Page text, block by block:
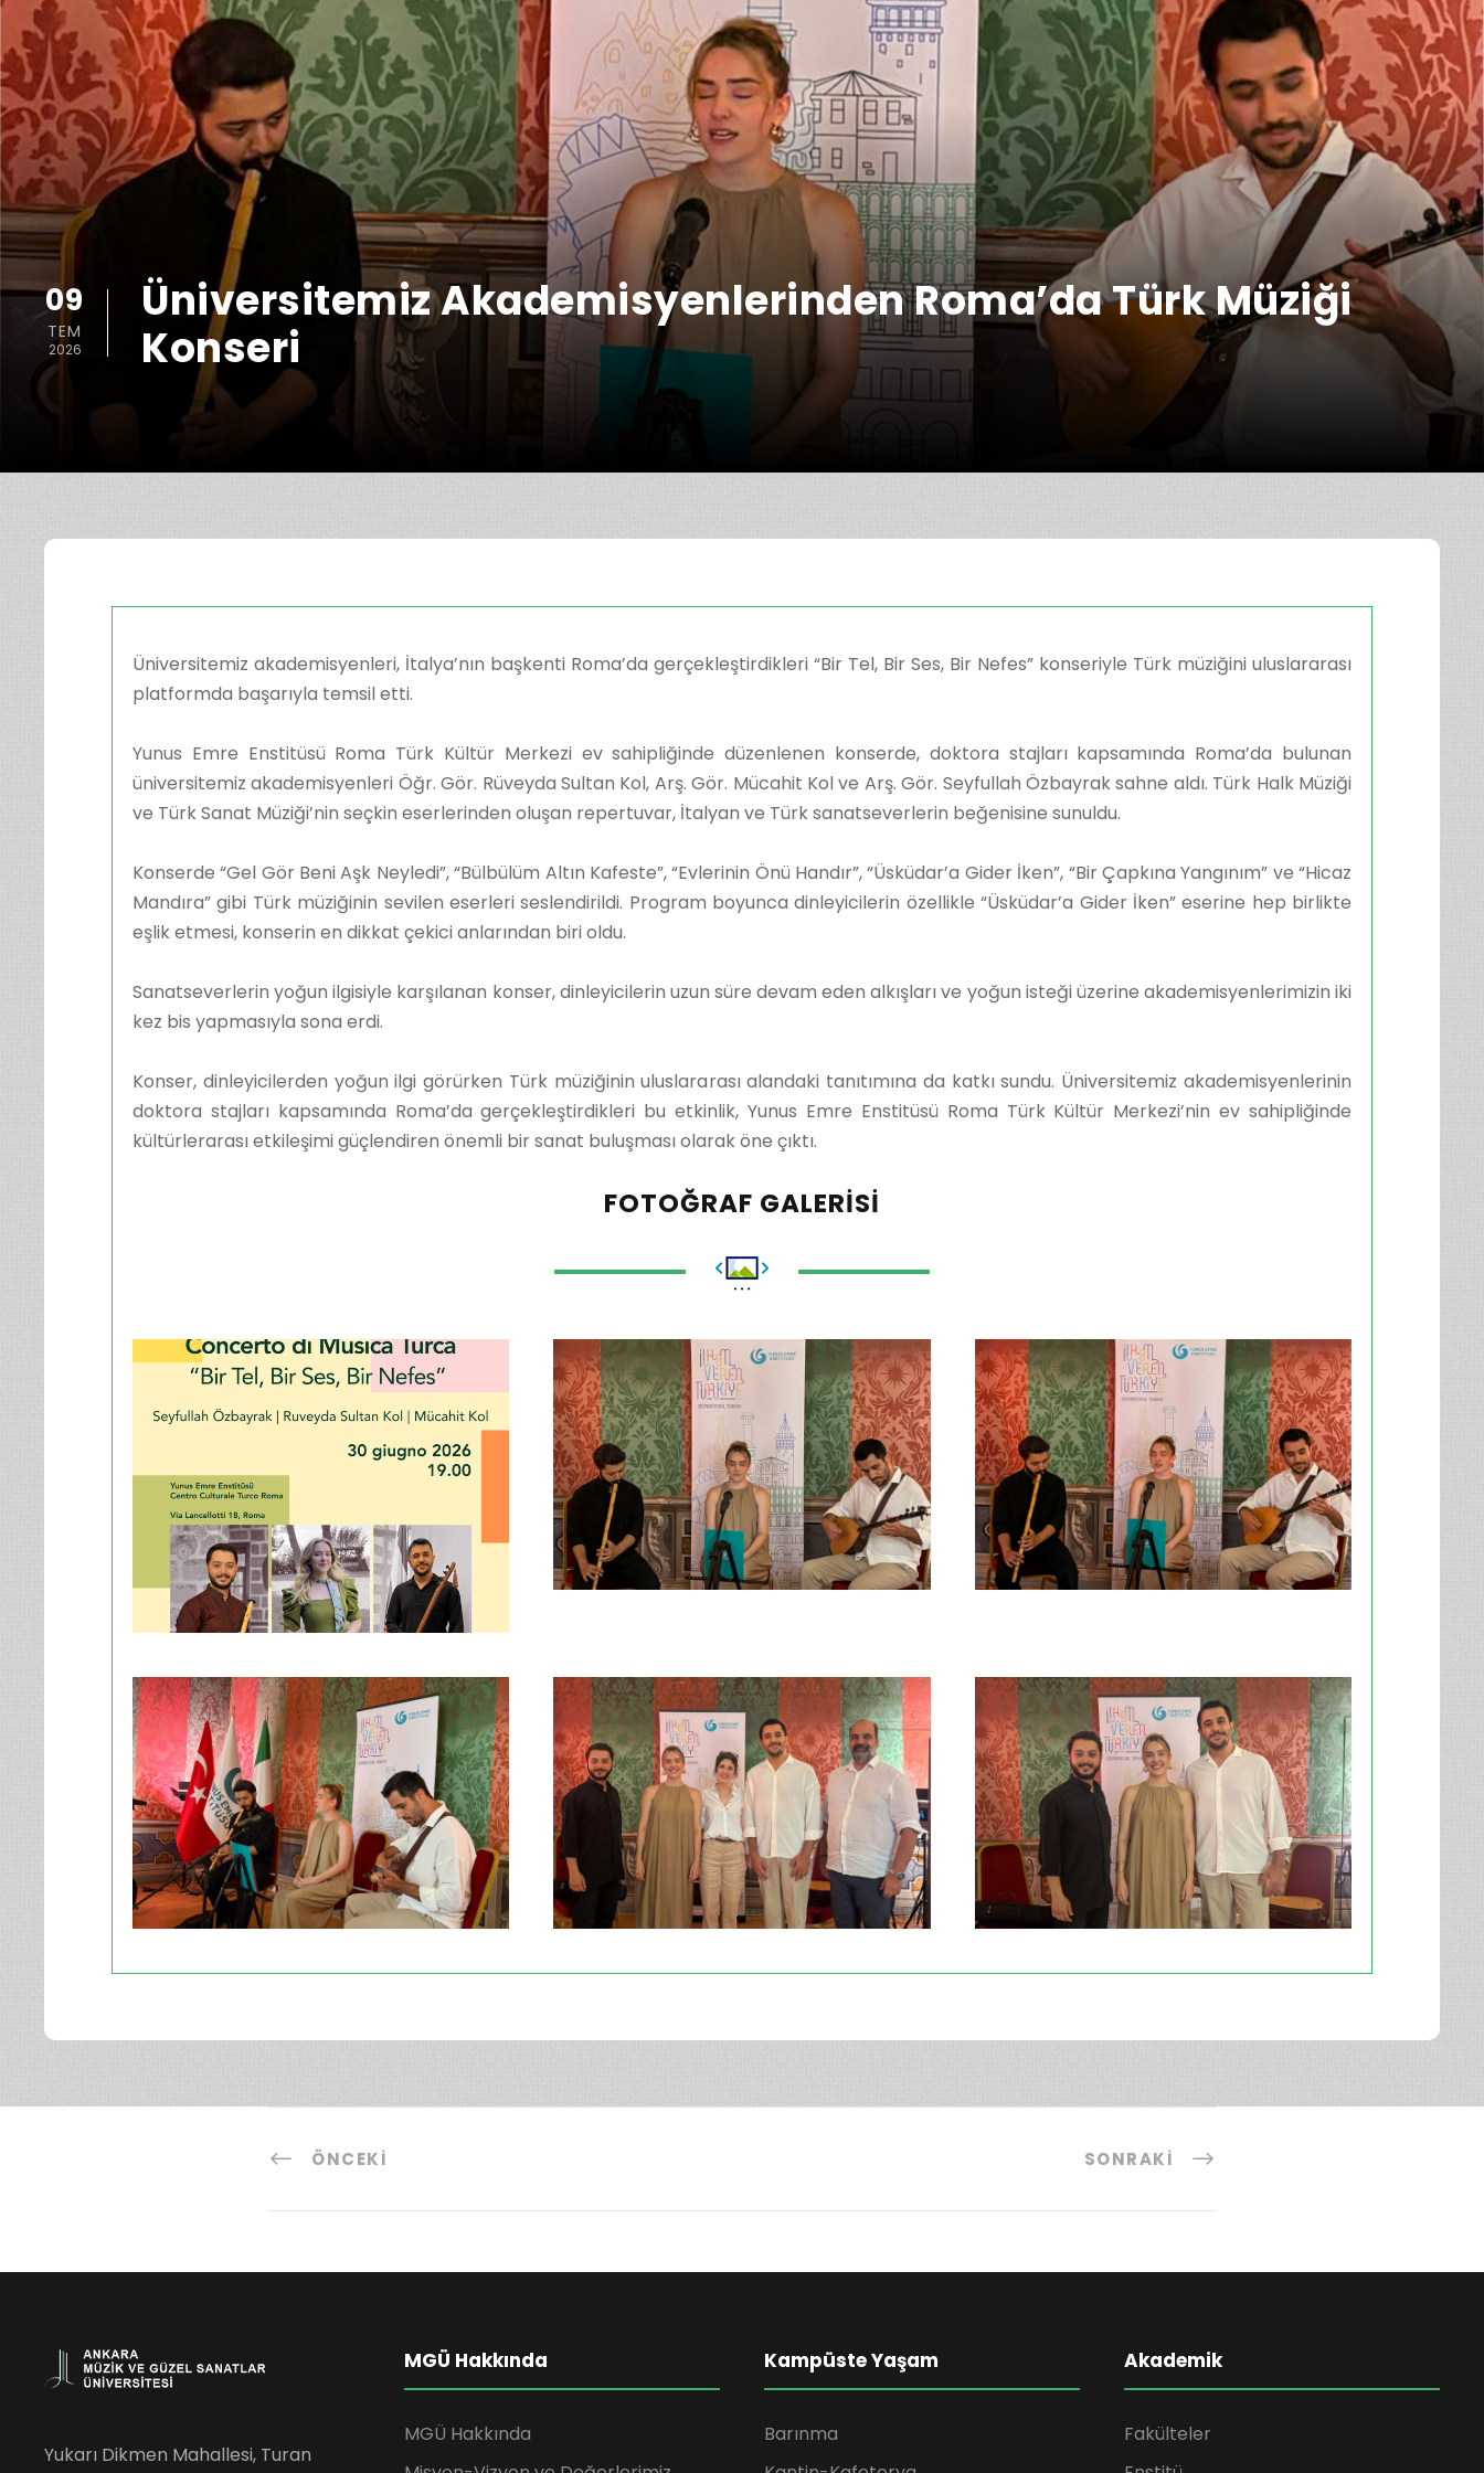
09
TEM
2026
Üniversitemiz Akademisyenlerinden Roma’da Türk Müziği
Konseri
Üniversitemiz akademisyenleri, İtalya’nın başkenti Roma’da gerçekleştirdikleri “Bir Tel, Bir Ses, Bir Nefes” konseriyle Türk müziğini uluslararası
platformda başarıyla temsil etti.
Yunus Emre Enstitüsü Roma Türk Kültür Merkezi ev sahipliğinde düzenlenen konserde, doktora stajları kapsamında Roma’da bulunan
üniversitemiz akademisyenleri Öğr. Gör. Rüveyda Sultan Kol, Arş. Gör. Mücahit Kol ve Arş. Gör. Seyfullah Özbayrak sahne aldı. Türk Halk Müziği
ve Türk Sanat Müziği’nin seçkin eserlerinden oluşan repertuvar, İtalyan ve Türk sanatseverlerin beğenisine sunuldu.
Konserde “Gel Gör Beni Aşk Neyledi”, “Bülbülüm Altın Kafeste”, “Evlerinin Önü Handır”, “Üsküdar’a Gider İken”, “Bir Çapkına Yangınım” ve “Hicaz
Mandıra” gibi Türk müziğinin sevilen eserleri seslendirildi. Program boyunca dinleyicilerin özellikle “Üsküdar’a Gider İken” eserine hep birlikte
eşlik etmesi, konserin en dikkat çekici anlarından biri oldu.
Sanatseverlerin yoğun ilgisiyle karşılanan konser, dinleyicilerin uzun süre devam eden alkışları ve yoğun isteği üzerine akademisyenlerimizin iki
kez bis yapmasıyla sona erdi.
Konser, dinleyicilerden yoğun ilgi görürken Türk müziğinin uluslararası alandaki tanıtımına da katkı sundu. Üniversitemiz akademisyenlerinin
doktora stajları kapsamında Roma’da gerçekleştirdikleri bu etkinlik, Yunus Emre Enstitüsü Roma Türk Kültür Merkezi’nin ev sahipliğinde
kültürlerarası etkileşimi güçlendiren önemli bir sanat buluşması olarak öne çıktı.
FOTOĞRAF GALERISI
ÖNCEKI SONRAKI
Yukarı Dikmen Mahallesi, Turan
MGÜ Hakkında
MGÜ Hakkında
Kampüste Yaşam
Barınma
Akademik
Fakülteler